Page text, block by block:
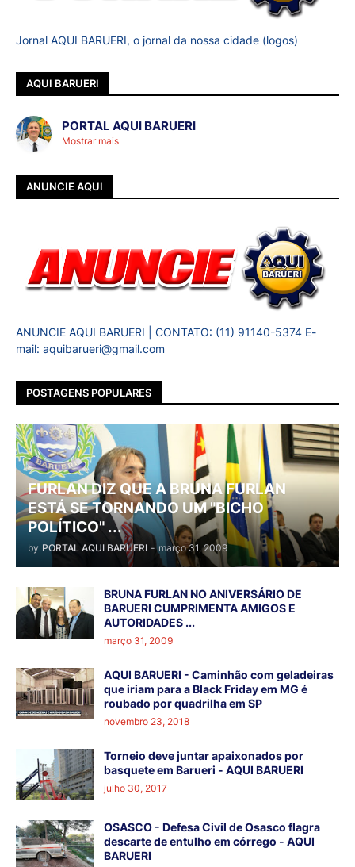
Jornal AQUI BARUERI, o jornal da nossa cidade (logos)
AQUI BARUERI
PORTAL AQUI BARUERI
Mostrar mais
ANUNCIE AQUI
ANUNCIE AQUI BARUERI | CONTATO: (11) 91140-5374 E-
mail: aquibarueri@gmail.com
POSTAGENS POPULARES
FURLAN DIZ QUE A BRUNA FURLAN
ESTÁ SE TORNANDO UM "BICHO
POLÍTICO" ...
by PORTAL AQUI BARUERI - março 31, 2009
BRUNA FURLAN NO ANIVERSÁRIO DE
BARUERI CUMPRIMENTA AMIGOS E
AUTORIDADES ...
março 31, 2009
AQUI BARUERI - Caminhão com geladeiras
que iriam para a Black Friday em MG é
roubado por quadrilha em SP
novembro 23, 2018
Torneio deve juntar apaixonados por
basquete em Barueri - AQUI BARUERI
julho 30, 2017
OSASCO - Defesa Civil de Osasco flagra
descarte de entulho em córrego - AQUI
BARUERI